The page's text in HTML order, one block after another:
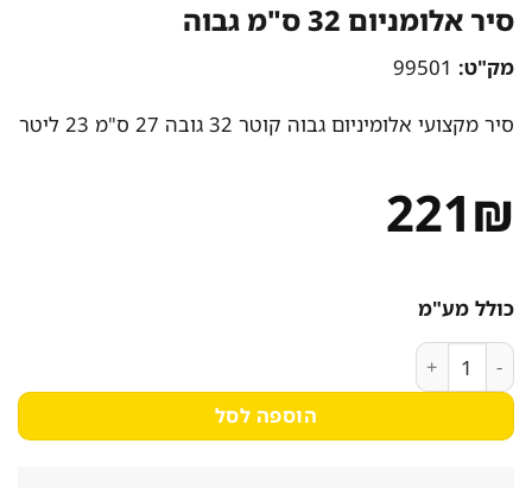
סיר אלומניום 32 ס"מ גבוה
מק"ט:99501
סיר מקצועי אלומיניום גבוה קוטר 32 גובה 27 ס"מ 23 ליטר
221₪
כולל מע"מ
כמות של סיר אלומניום 32 ס"מ גבוה
הוספה לסל